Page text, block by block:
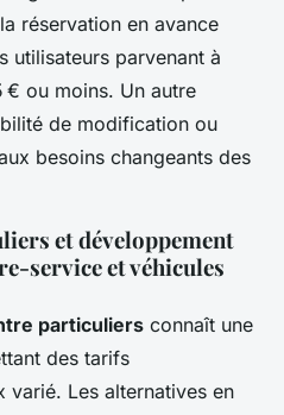
réservation en avance
utilisateurs parvenant à
ou moins. Un autre
de modification ou
besoins changeants des
et développement
service et véhicules
particuliers connaît une
des tarifs
varié. Les alternatives en